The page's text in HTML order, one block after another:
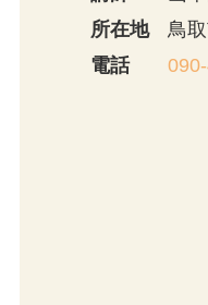
所在地
鳥
電話